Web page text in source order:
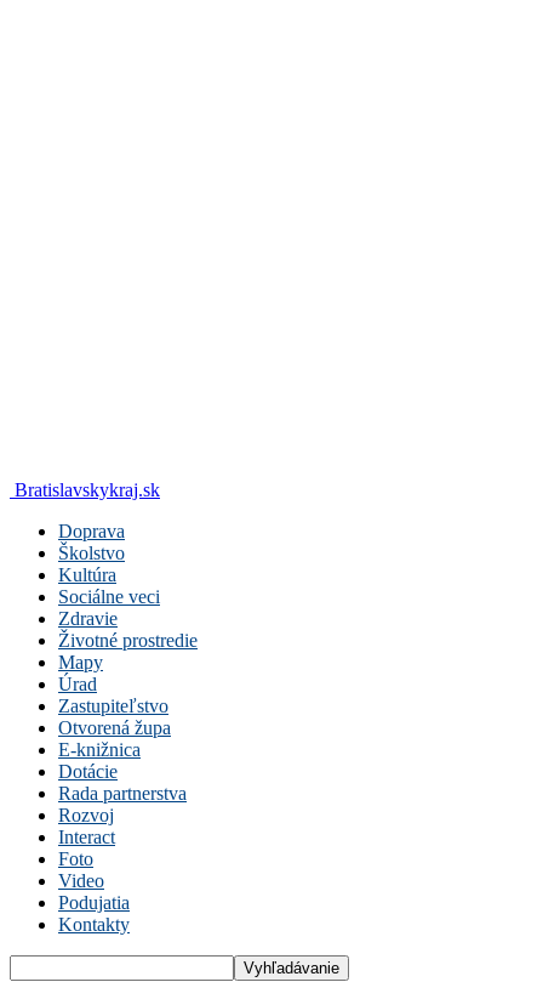
Bratislavskykraj.sk
Doprava
Školstvo
Kultúra
Sociálne veci
Zdravie
Životné prostredie
Mapy
Úrad
Zastupiteľstvo
Otvorená župa
E-knižnica
Dotácie
Rada partnerstva
Rozvoj
Interact
Foto
Video
Podujatia
Kontakty